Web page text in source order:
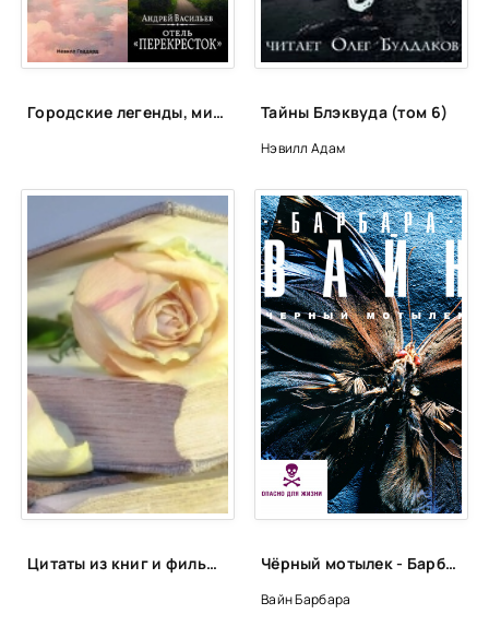
Городские легенды, мистические истории и всё о хтони Тайны Блэквуда (том 6)
Нэвилл Адам
Цитаты из книг и фильмов, которые помогут не сдаться в трудную минуту или после неудачи Чёрный мотылек - Барбара Вайн
Вайн Барбара